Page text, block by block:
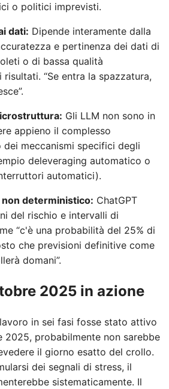
o politici imprevisti.
dati: Dipende interamente dalla
e pertinenza dei dati di
o di bassa qualità
“Se entra la spazzatura,
Gli LLM non sono in
appieno il complesso
dei meccanismi specifici degli
deleveraging automatico o
automatici).
deterministico: ChatGPT
del rischio e intervalli di
“c'è una probabilità del 25% di
che previsioni definitive come
domani”.
2025 in azione
in sei fasi fosse stato attivo
2025, probabilmente non sarebbe
il giorno esatto del crollo.
dei segnali di stress, il
sistematicamente. Il